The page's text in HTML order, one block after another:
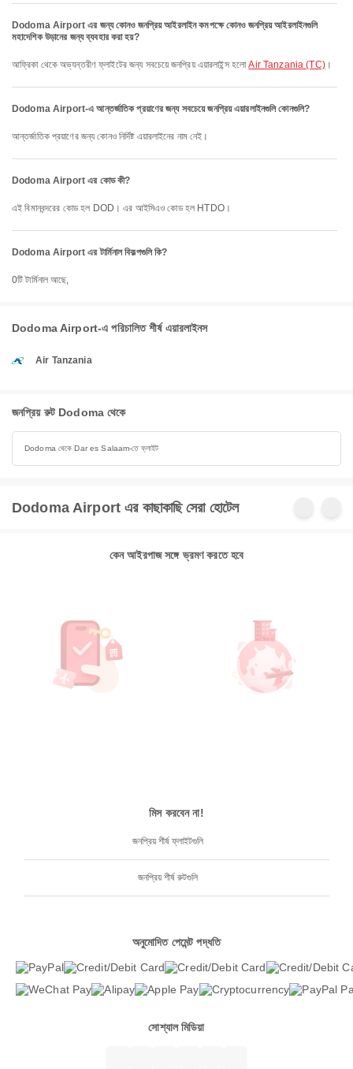
Dodoma Airport এর জন্য কোনও জনপ্রিয় আইরলাইন কমপক্ষে কোনও জনপ্রিয় আইরলাইনগুলি
মহাদেশিক উড়ানের জন্য ব্যবহার করা হয়?
আফ্রিকা থেকে অভ্যন্তরীণ ফ্লাইটের জন্য সবচেয়ে জনপ্রিয় এয়ারলাইন্স হলোAir Tanzania (TC)।
Dodoma Airport-এ আন্তর্জাতিক প্রয়াণের জন্য সবচেয়ে জনপ্রিয় এয়ারলাইনগুলি কোনগুলি?
আন্তর্জাতিক প্রয়াণের জন্য কোনও নির্দিষ্ট এয়ারলাইনের নাম নেই।
Dodoma Airport এর কোড কী?
এই বিমানবন্দরের কোড হল DOD। এর আইসিএও কোড হল HTDO।
Dodoma Airport এর টার্মিনাল বিকল্পগুলি কি?
0টি টার্মিনাল আছে,
Dodoma Airport-এ পরিচালিত শীর্ষ এয়ারলাইনস
Air Tanzania
জনপ্রিয় রুট Dodoma থেকে
Dodoma থেকে Dar es Salaam-তে ফ্লাইট
Dodoma Airport এর কাছাকাছি সেরা হোটেল
কেন আইরপাজ সঙ্গে ভ্রমণ করতে হবে
মিস করবেন না!
জনপ্রিয় শীর্ষ ফ্লাইটগুলি
জনপ্রিয় শীর্ষ রুটগুলি
অনুমোদিত পেমেন্ট পদ্ধতি
সোশ্যাল মিডিয়া